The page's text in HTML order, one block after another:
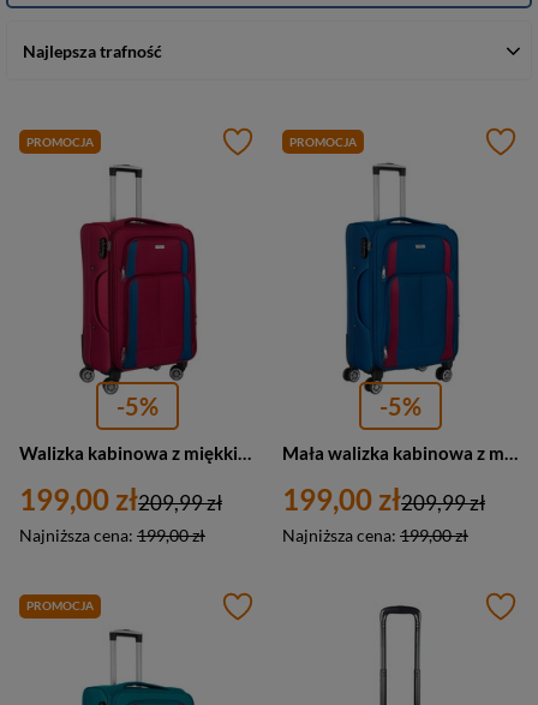
Najlepsza trafność
PROMOCJA
-5%
Walizka kabinowa z miękkiego materiału poliestrowego w czerwono-niebieskim kolorze - Peterson
199,00 zł
Najniższa cena: 199,00 zł
209,99 zł
PROMOCJA
-5%
Mała walizka kabinowa z miękkiego materiału poliestrowego w niebiesko-czerwonym kolorze - Peterson
199,00 zł
Najniższa cena: 199,00 zł
209,99 zł
PROMOCJA